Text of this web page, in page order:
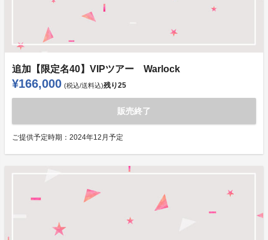
追加【限定名40】VIPツアー Warlock
¥166,000 (税込/送料込)残り25
販売終了
ご提供予定時期： 2024年12月予定